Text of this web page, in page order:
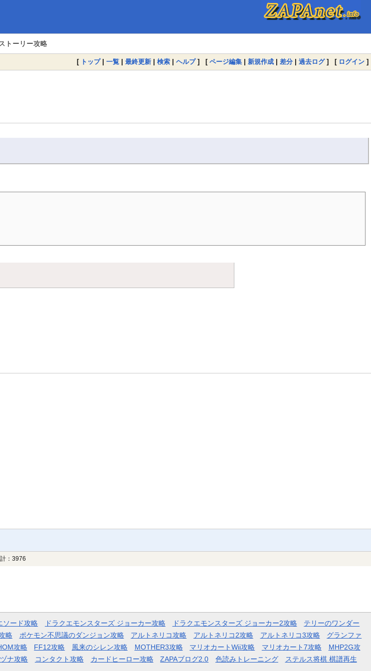
トーリー攻略
[ トップ| 一覧 | 最終更新 | 検索 | ヘルプ] [ ページ編集 | 新規作成 | 差分 | 過去ログ] [ ログイン ]
：3976
ソード攻略 ドラクエモンスターズ ジョーカー攻略 ドラクエモンスターズ ジョーカー2攻略
テリーのワンダー
略 ポケモン不思議のダンジョン攻略 アルトネリコ攻略 アルトネリコ2攻略 アルトネリコ3攻略
グランファ
攻略 FF12攻略 風来のシレン攻略 MOTHER3攻略 マリオカートWii攻略 マリオカート7攻略
MHP2G攻
ナ攻略 コンタクト攻略 カードヒーロー攻略 ZAPAブログ2.0 色読みトレーニング
ステルス将棋 棋譜再生